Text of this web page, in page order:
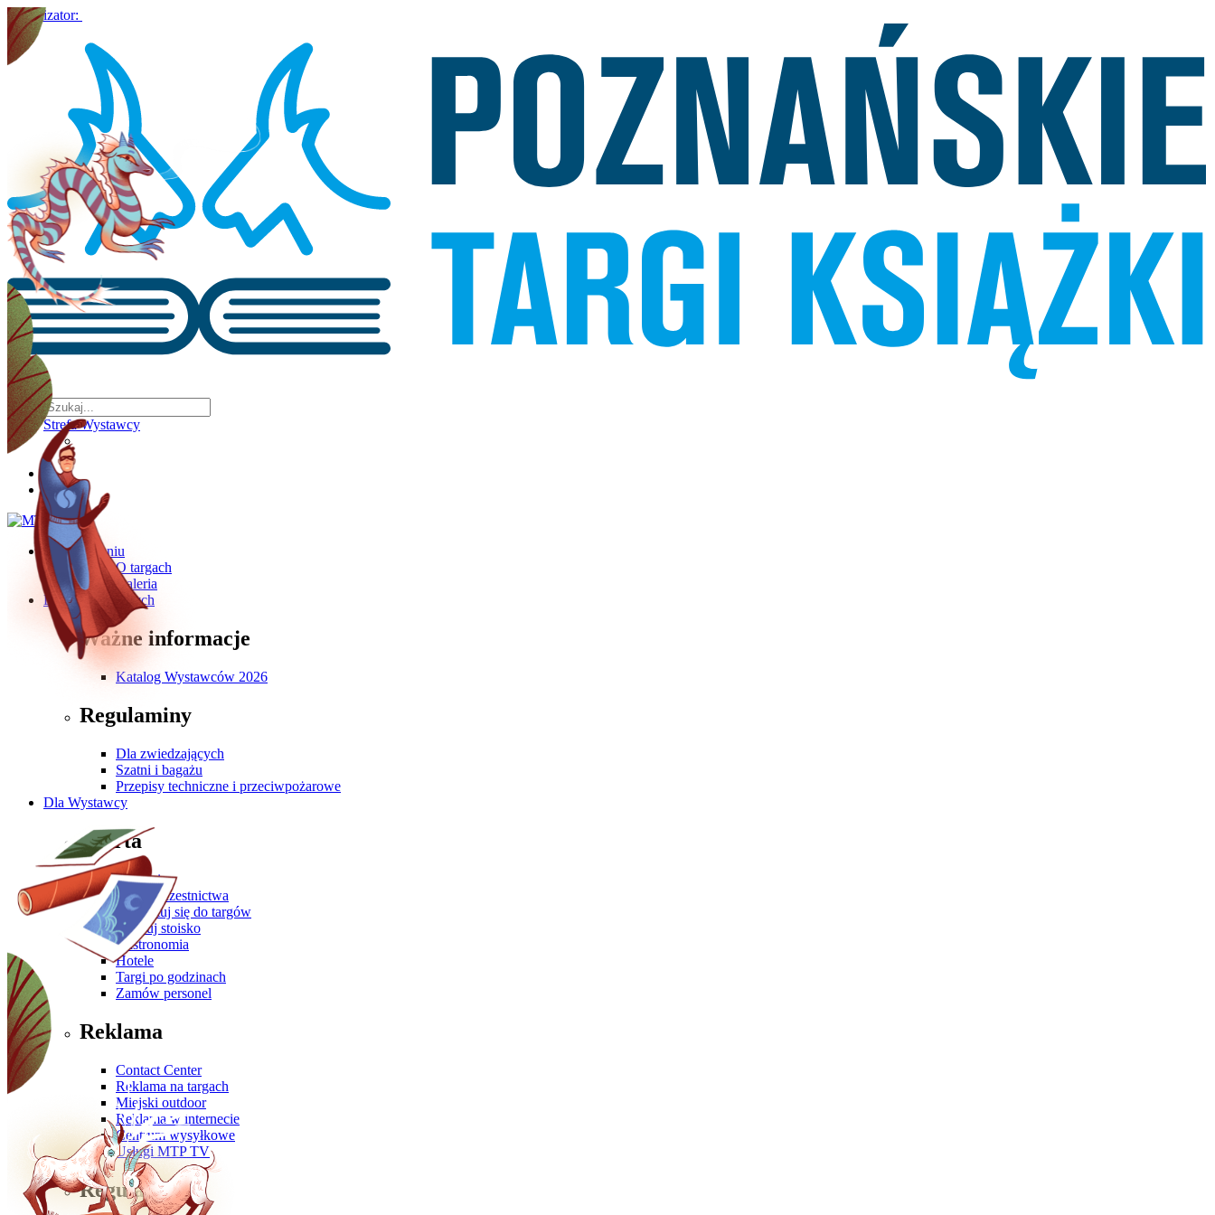
Organizator:
Strefa Wystawcy
O wydarzeniu
O targach
Galeria
Dla Zwiedzających
Ważne informacje
Katalog Wystawców 2026
Regulaminy
Dla zwiedzających
Szatni i bagażu
Przepisy techniczne i przeciwpożarowe
Dla Wystawcy
Oferta
Zgłoś się
Oferta uczestnictwa
Przygotuj się do targów
Zbuduj stoisko
Gastronomia
Hotele
Targi po godzinach
Zamów personel
Reklama
Contact Center
Reklama na targach
Miejski outdoor
Reklama w internecie
Centrum wysyłkowe
Usługi MTP TV
Regulaminy